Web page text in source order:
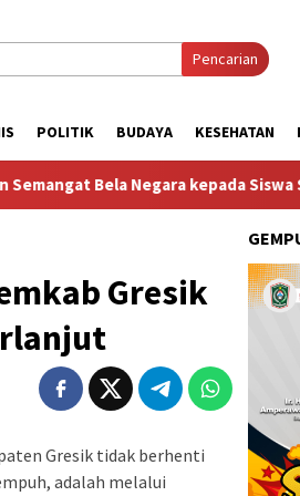
Pencarian
POLITIK BUDAYA KESEHATAN
kepada Siswa Sekolah Rakyat
Gresik
Gresik tidak berhenti
adalah melalui